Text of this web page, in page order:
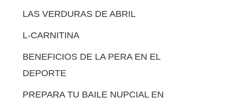
LAS VERDURAS DE ABRIL
L-CARNITINA
BENEFICIOS DE LA PERA EN EL
DEPORTE
PREPARA TU BAILE NUPCIAL EN